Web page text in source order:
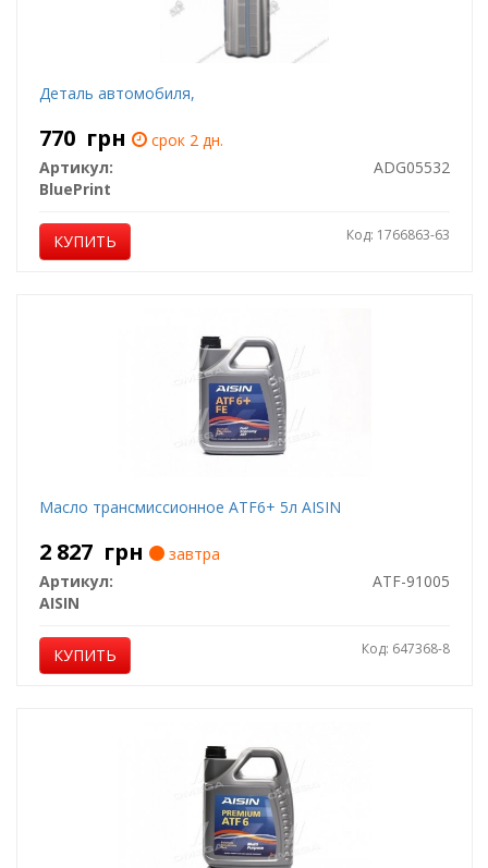
Деталь автомобиля,
770 грн
срок 2 дн.
Артикул:
ADG05532
BluePrint
КУПИТЬ Код: 1766863-63
Масло трансмиссионное ATF6+ 5л AISIN
2 827 грн
завтра
Артикул:
ATF-91005
AISIN
КУПИТЬ Код: 647368-8